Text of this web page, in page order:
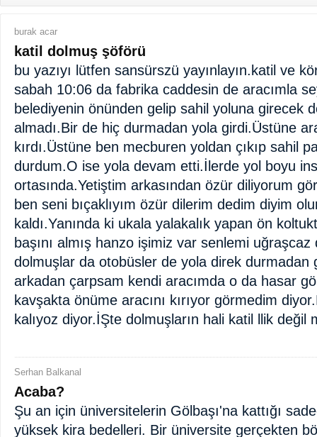
burak acar
katil dolmuş şöförü
bu yazıyı lütfen sansürszü yayınlayın.katil ve
sabah 10:06 da fabrika caddesin de aracımla
belediyenin önünden gelip sahil yoluna girecek
almadı.Bir de hiç durmadan yola girdi.Üstüne
kırdı.Üstüne ben mecburen yoldan çıkıp sahil
durdum.O ise yola devam etti.İlerde yol boyu
ortasında.Yetiştim arkasından özür diliyorum
ben seni bıçaklıyım özür dilerim dedim diyim
kaldı.Yanında ki ukala yalakalık yapan ön
başını almış hanzo işimiz var senlemi
dolmuşlar da otobüsler de yola direk durmadan
arkadan çarpsam kendi aracımda o da hasar
kavşakta önüme aracını kırıyor görmedim
kalıyoz diyor.İŞte dolmuşların hali katil llik değil
Serhan Balkanal
Acaba?
Şu an için üniversitelerin Gölbaşı'na kattığı
yüksek kira bedelleri. Bir üniversite gerçekten